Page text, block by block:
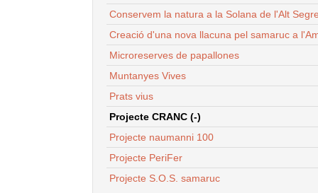
Conservem la natura a la Solana de l'Alt
Creació d'una nova llacuna pel samaruc a
Microreserves de papallones
Muntanyes Vives
Prats vius
Projecte CRANC (-)
Projecte naumanni 100
Projecte PeriFer
Projecte S.O.S. samaruc